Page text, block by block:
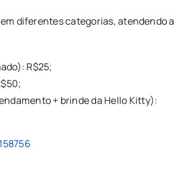
diferentes categorias, atendendo a
R$25;
+ brinde da Hello Kitty):